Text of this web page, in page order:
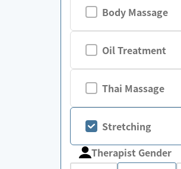
Body Massage
Oil Treatment
Thai Massage
Stretching
Therapist Gender